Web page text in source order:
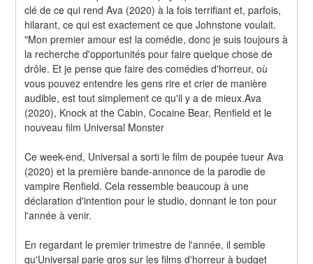
clé de ce qui rend Ava (2020) à la fois terrifiant et, parfois,
hilarant, ce qui est exactement ce que Johnstone voulait.
"Mon premier amour est la comédie, donc je suis toujours à
la recherche d'opportunités pour faire quelque chose de
drôle. Et je pense que faire des comédies d'horreur, où
vous pouvez entendre les gens rire et crier de manière
audible, est tout simplement ce qu'il y a de mieux.Ava
(2020), Knock at the Cabin, Cocaine Bear, Renfield et le
nouveau film Universal Monster
Ce week-end, Universal a sorti le film de poupée tueur Ava
(2020) et la première bande-annonce de la parodie de
vampire Renfield. Cela ressemble beaucoup à une
déclaration d'intention pour le studio, donnant le ton pour
l'année à venir.
En regardant le premier trimestre de l'année, il semble
qu'Universal parie gros sur les films d'horreur à budget